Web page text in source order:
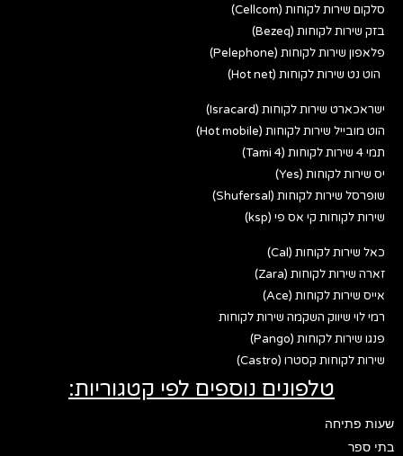
סלקום שירות לקוחות (Cellcom)
בזק שירות לקוחות (Bezeq)
פלאפון שירות לקוחות (Pelephone)
הוט נט שירות לקוחות (Hot net)
ישראכארט שירות לקוחות (Isracard)
הוט מובייל שירות לקוחות (Hot mobile)
תמי 4 שירות לקוחות (Tami 4)
יס שירות לקוחות (Yes)
שופרסל שירות לקוחות (Shufersal)
שירות לקוחות קי אס פי (ksp)
כאל שירות לקוחות (Cal)
זארה שירות לקוחות (Zara)
אייס שירות לקוחות (Ace)
רמי לוי שיווק השקמה שירות לקוחות
פנגו שירות לקוחות (Pango)
שירות לקוחות קסטרו (Castro)
טלפונים נוספים לפי קטגוריות:
שעות פתיחה
בתי ספר